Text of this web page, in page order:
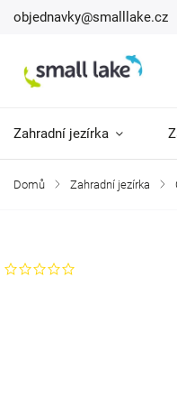
objednavky@smalllake.cz
Zahradní jezírka
Domů / Zahradní jezírka /